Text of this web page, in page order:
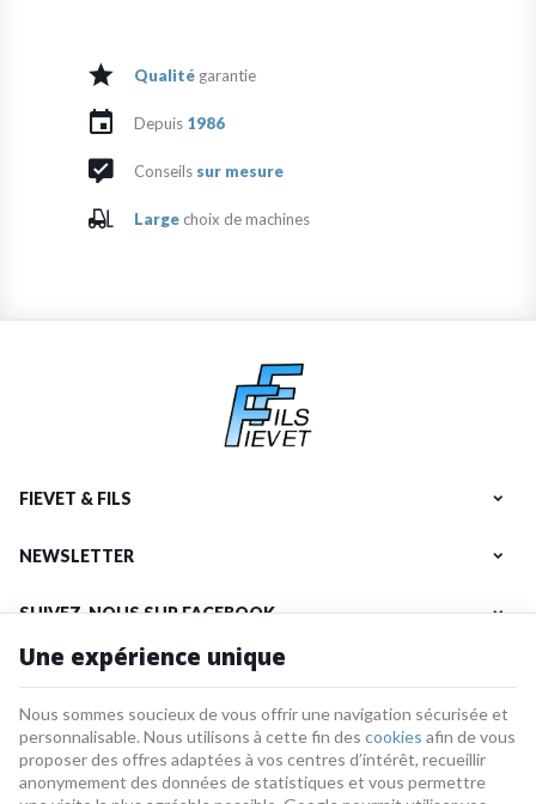
Qualité garantie
Depuis 1986
Conseils sur mesure
Large choix de machines
NEWSLETTER
SUIVEZ-NOUS SUR FACEBOOK
FIEVET & FILS
NOS PRODUITS
INFORMATIONS
Une expérience unique
Nous sommes soucieux de vous offrir une navigation sécurisée et
personnalisable. Nous utilisons à cette fin des cookies afin de vous
proposer des offres adaptées à vos centres d’intérêt, recueillir
anonymement des données de statistiques et vous permettre